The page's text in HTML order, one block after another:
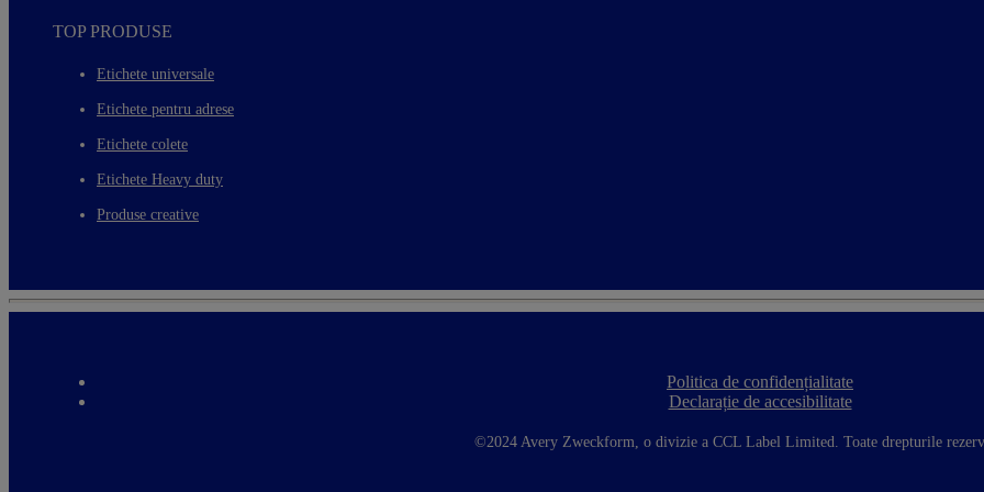
TOP PRODUSE
Etichete universale
Etichete pentru adrese
Etichete colete
Etichete Heavy duty
Produse creative
F
o
t
Politica de confidențialitate
Declarație de accesibilitate
©2024 Avery Zweckform, o divizie a CCL Label Limited. Toate drepturile